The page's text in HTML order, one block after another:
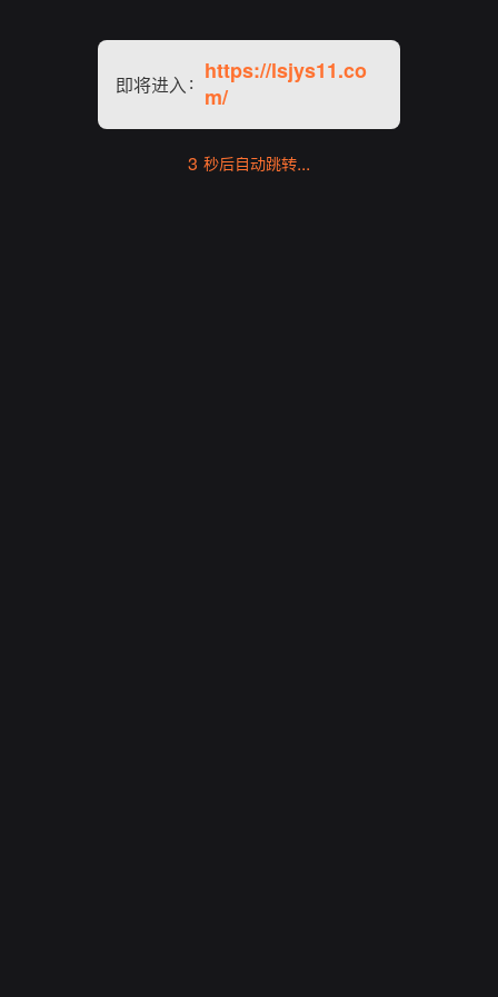
即将进入：
https://lsjys11.co
m/
3 秒后自动跳转...